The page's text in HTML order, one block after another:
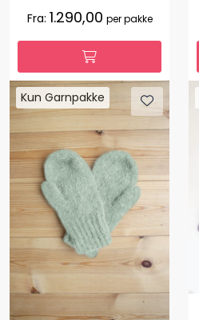
Fra: 1.290,00 per pakke
Kun Garnpakke